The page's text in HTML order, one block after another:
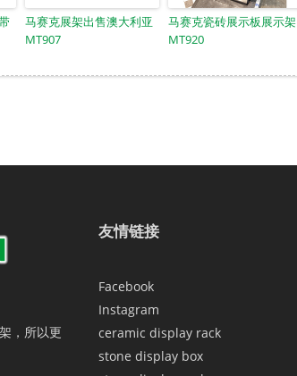
马赛克展架出售澳大利亚
MT907
马赛克瓷砖展示板展示架
MT920
，所以更
友情链接
Facebook
Instagram
ceramic display rack
stone display box